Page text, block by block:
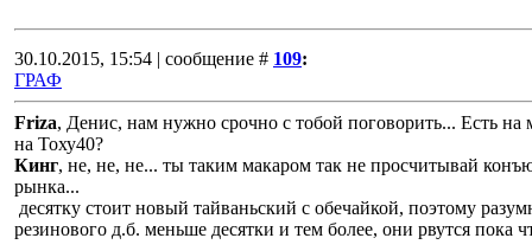
30.10.2015, 15:54 | сообщение # 109:
ГРАФ
Friza, Денис, нам нужно срочно с тобой поговорить... Есть
на Тоху40?
Кинг, не, не, не... ты таким макаром так не просчитывай
рынка...
десятку стоит новый тайваньский с обечайкой, поэтому
резинового д.б. меньше десятки и тем более, они рвутся пока